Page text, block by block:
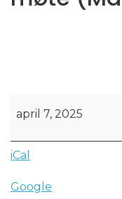
april 7, 2025
iCal
Google